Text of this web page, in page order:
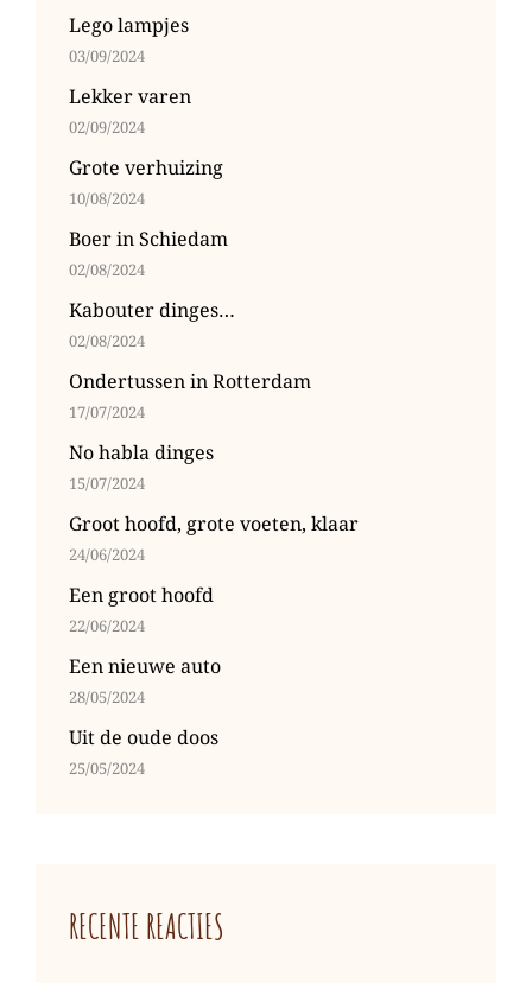
Lego lampjes
03/09/2024
Lekker varen
02/09/2024
Grote verhuizing
10/08/2024
Boer in Schiedam
02/08/2024
Kabouter dinges…
02/08/2024
Ondertussen in Rotterdam
17/07/2024
No habla dinges
15/07/2024
Groot hoofd, grote voeten, klaar
24/06/2024
Een groot hoofd
22/06/2024
Een nieuwe auto
28/05/2024
Uit de oude doos
25/05/2024
RECENTE REACTIES